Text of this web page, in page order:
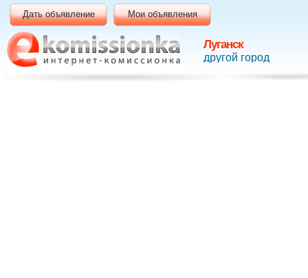
Луганск
другой город
Дать объявление Мои объявления